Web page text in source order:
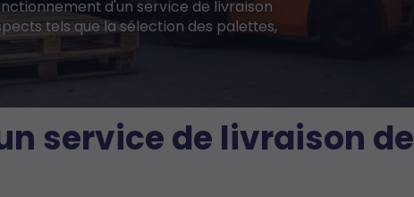
d'un service de livraison
tels que la sélection des palettes,
service de livraison de